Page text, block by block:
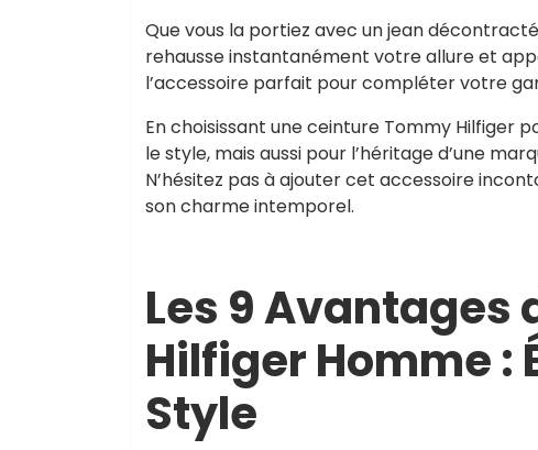
Que vous la portiez avec un jean
rehausse instantanément votre allure et
l’accessoire parfait pour compléter votre
En choisissant une ceinture Tommy Hilfiger
le style, mais aussi pour l’héritage d’une
N’hésitez pas à ajouter cet accessoire
son charme intemporel.
Les 9 Avantages
Hilfiger Homme :
Style